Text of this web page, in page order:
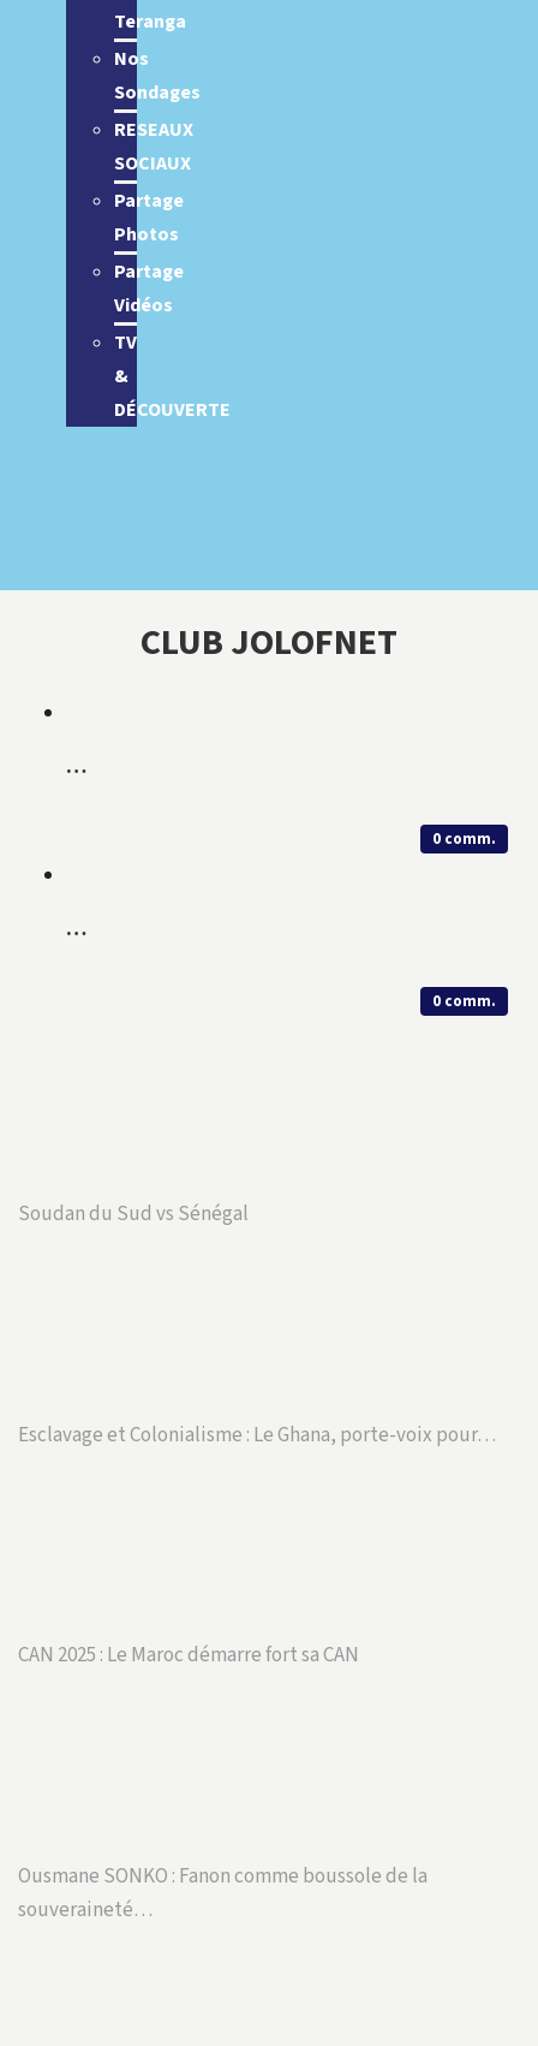
Teranga
Nos
Sondages
RESEAUX
SOCIAUX
Partage
Photos
Partage
Vidéos
TV
&
DÉCOUVERTE
CLUB JOLOFNET
…
0
…
0
Soudan du Sud vs Sénégal
Esclavage et Colonialisme : Le Ghana, porte-voix pour…
CAN 2025 : Le Maroc démarre fort sa CAN
Ousmane SONKO : Fanon comme boussole de la
souveraineté…